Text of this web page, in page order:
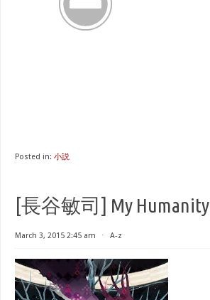
Posted in: 小説
[長谷敏司] My
March 3, 2015 2:45 am ⋅ A-z